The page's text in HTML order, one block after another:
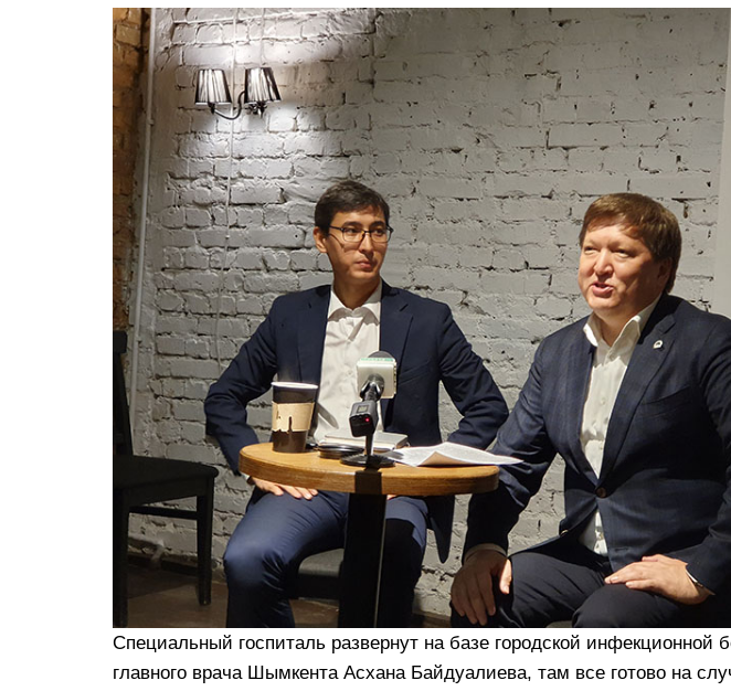
Специальный госпиталь развернут на базе городской инфекционной
главного врача Шымкента Асхана Байдуалиева, там все готово на